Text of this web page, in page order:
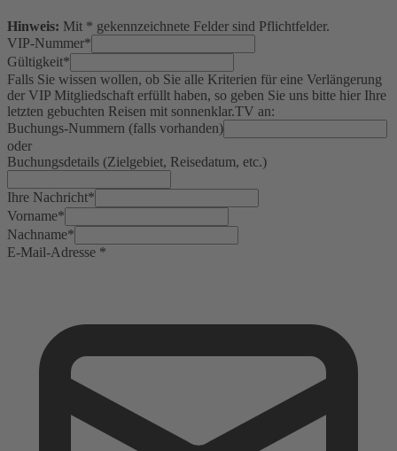
Hinweis: Mit * gekennzeichnete Felder sind Pflichtfelder.
VIP-Nummer*
Gültigkeit*
Falls Sie wissen wollen, ob Sie alle Kriterien für eine Verlängerung
der VIP Mitgliedschaft erfüllt haben, so geben Sie uns bitte hier Ihre
letzten gebuchten Reisen mit sonnenklar.TV an:
Buchungs-Nummern (falls vorhanden)
oder
Buchungsdetails (Zielgebiet, Reisedatum, etc.)
Ihre Nachricht*
Vorname*
Nachname*
E-Mail-Adresse *